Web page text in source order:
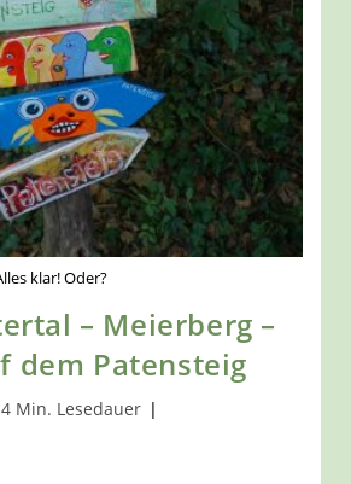
klar! Oder?
– Meierberg –
dem Patensteig
4 Min. Lesedauer